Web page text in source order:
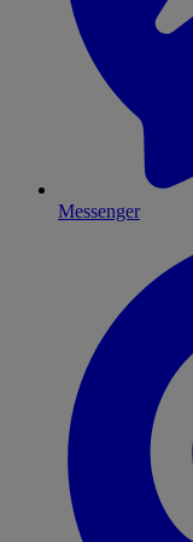
Messenger